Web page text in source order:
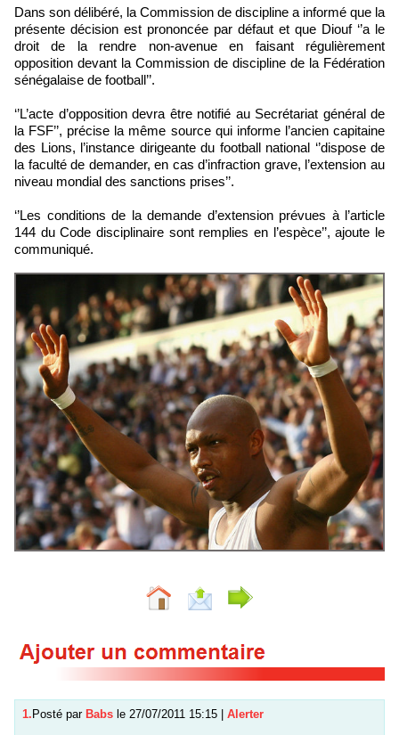
Dans son délibéré, la Commission de discipline a informé que la
présente décision est prononcée par défaut et que Diouf ‘’a le
droit de la rendre non-avenue en faisant régulièrement
opposition devant la Commission de discipline de la Fédération
sénégalaise de football’’.
‘’L’acte d’opposition devra être notifié au Secrétariat général de
la FSF’’, précise la même source qui informe l’ancien capitaine
des Lions, l’instance dirigeante du football national ‘’dispose de
la faculté de demander, en cas d’infraction grave, l’extension au
niveau mondial des sanctions prises’’.
‘’Les conditions de la demande d’extension prévues à l’article
144 du Code disciplinaire sont remplies en l’espèce’’, ajoute le
communiqué.
1. Posté par Babs le 27/07/2011 15:15 Alerter